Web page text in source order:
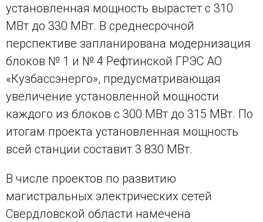
установленная мощность вырастет с 310
МВт до 330 МВт. В среднесрочной
перспективе запланирована модернизация
блоков № 1 и № 4 Рефтинской ГРЭС АО
«Кузбассэнерго», предусматривающая
увеличение установленной мощности
каждого из блоков с 300 МВт до 315 МВт. По
итогам проекта установленная мощность
всей станции составит 3 830 МВт.
В числе проектов по развитию
магистральных электрических сетей
Свердловской области намечена